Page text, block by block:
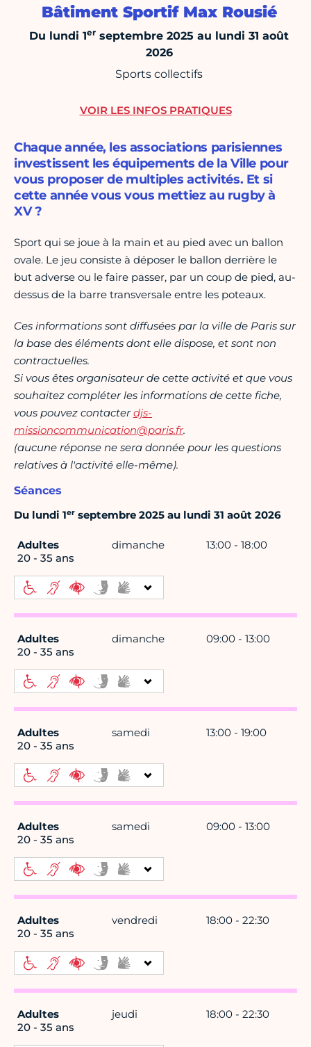
Bâtiment Sportif Max Rousié
Du lundi 1er septembre 2025 au lundi 31 août
2026
Sports collectifs
Chaque année, les associations parisiennes
investissent les équipements de la Ville pour
vous proposer de multiples activités. Et si
cette année vous vous mettiez au rugby à
XV ?
Sport qui se joue à la main et au pied avec un ballon
ovale. Le jeu consiste à déposer le ballon derrière le
but adverse ou le faire passer, par un coup de pied, au-
dessus de la barre transversale entre les poteaux.
Ces informations sont diffusées par la ville de Paris sur
la base des éléments dont elle dispose, et sont non
contractuelles.
Si vous êtes organisateur de cette activité et que vous
souhaitez compléter les informations de cette fiche,
vous pouvez contacterdjs-
missioncommunication@paris.fr.
(aucune réponse ne sera donnée pour les questions
relatives à l'activité elle-même).
Séances
Du lundi 1er septembre 2025 au lundi 31 août 2026
Adultes
20 - 35 ans
dimanche 13:00 - 18:00
Adultes
20 - 35 ans
dimanche 09:00 - 13:00
Adultes
20 - 35 ans
samedi 13:00 - 19:00
Adultes
20 - 35 ans
samedi 09:00 - 13:00
Adultes
20 - 35 ans
vendredi 18:00 - 22:30
Adultes
20 - 35 ans
jeudi 18:00 - 22:30
VOIR LES INFOS PRATIQUES